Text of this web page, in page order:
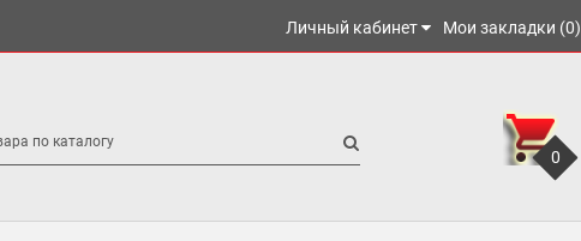
Личный кабинет Мои закладки (0)
0